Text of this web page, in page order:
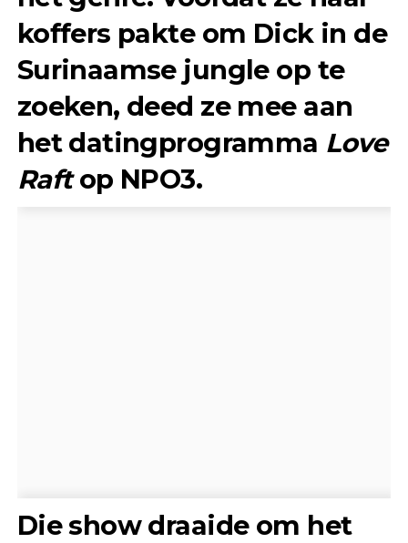
koffers pakte om Dick in de
Surinaamse jungle op te
zoeken, deed ze mee aan
het datingprogramma Love
Raftop NPO3.
Die show draaide om het